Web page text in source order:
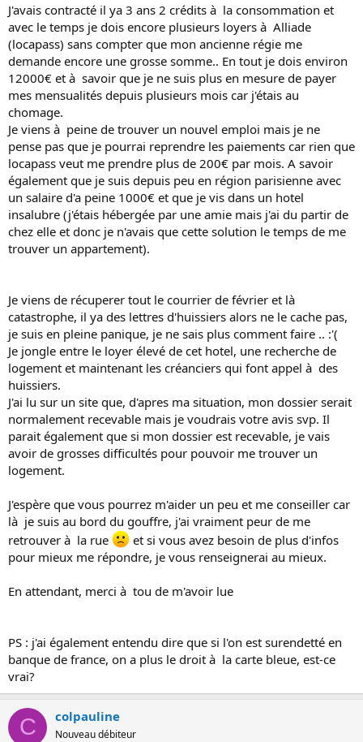
J'avais contracté il ya 3 ans 2 crédits à la consommation et
avec le temps je dois encore plusieurs loyers à Alliade
(locapass) sans compter que mon ancienne régie me
demande encore une grosse somme.. En tout je dois environ
12000€ et à savoir que je ne suis plus en mesure de payer
mes mensualités depuis plusieurs mois car j'étais au
chomage.
Je viens à peine de trouver un nouvel emploi mais je ne
pense pas que je pourrai reprendre les paiements car rien que
locapass veut me prendre plus de 200€ par mois. A savoir
également que je suis depuis peu en région parisienne avec
un salaire d'a peine 1000€ et que je vis dans un hotel
insalubre (j'étais hébergée par une amie mais j'ai du partir de
chez elle et donc je n'avais que cette solution le temps de me
trouver un appartement).
Je viens de récuperer tout le courrier de février et là
catastrophe, il ya des lettres d'huissiers alors ne le cache pas,
je suis en pleine panique, je ne sais plus comment faire .. :'(
Je jongle entre le loyer élevé de cet hotel, une recherche de
logement et maintenant les créanciers qui font appel à des
huissiers.
J'ai lu sur un site que, d'apres ma situation, mon dossier serait
normalement recevable mais je voudrais votre avis svp. Il
parait également que si mon dossier est recevable, je vais
avoir de grosses difficultés pour pouvoir me trouver un
logement.
J'espère que vous pourrez m'aider un peu et me conseiller car
là je suis au bord du gouffre, j'ai vraiment peur de me
retrouver à la rue
et si vous avez besoin de plus d'infos
pour mieux me répondre, je vous renseignerai au mieux.
En attendant, merci à tou de m'avoir lue
PS : j'ai également entendu dire que si l'on est surendetté en
banque de france, on a plus le droit à la carte bleue, est-ce
vrai?
C colpauline
Nouveau débiteur